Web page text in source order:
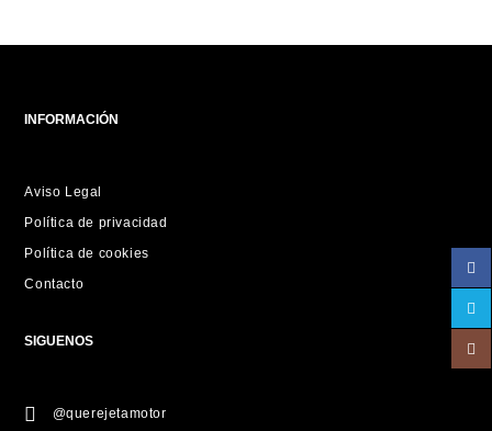
INFORMACIÓN
Aviso Legal
Política de privacidad
Política de cookies
Contacto
SIGUENOS
@querejetamotor